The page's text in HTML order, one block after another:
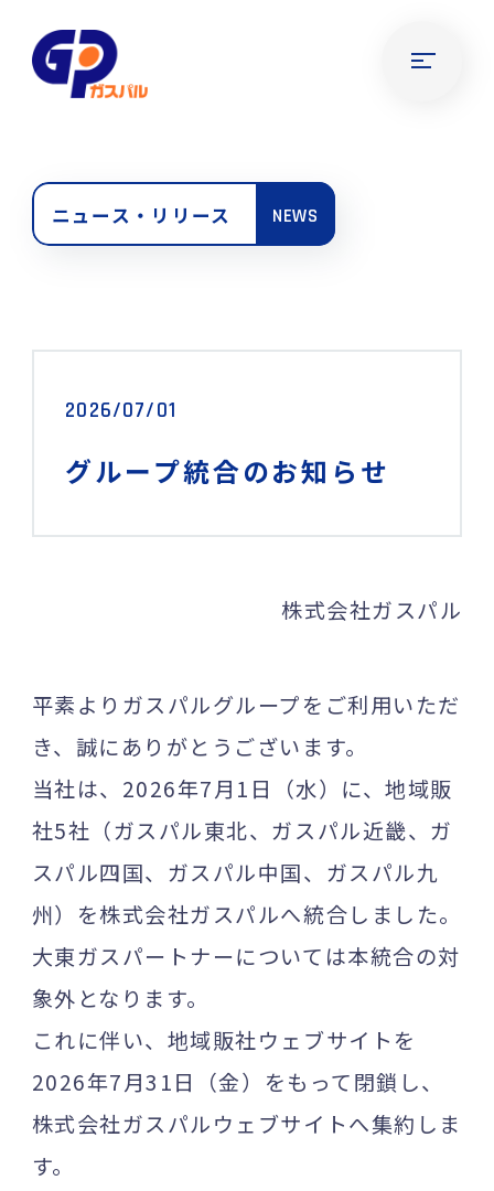
ニュース・リリース NEWS
2026/07/01
グループ統合のお知らせ
株式会社ガスパル
平素よりガスパルグループをご利用いただ
き、誠にありがとうございます。
当社は、2026年7月1日（水）に、地域販
社5社（ガスパル東北、ガスパル近畿、ガ
スパル四国、ガスパル中国、ガスパル九
州）を株式会社ガスパルへ統合しました。
大東ガスパートナーについては本統合の対
象外となります。
これに伴い、地域販社ウェブサイトを
2026年7月31日（金）をもって閉鎖し、
株式会社ガスパルウェブサイトへ集約しま
す。